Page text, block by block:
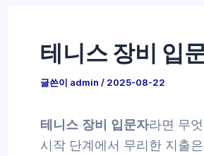
테니스 장비 입
글쓴이 admin / 2025-08-22
테니스 장비 입문자라면 무
시작 단계에서 무리한 지출